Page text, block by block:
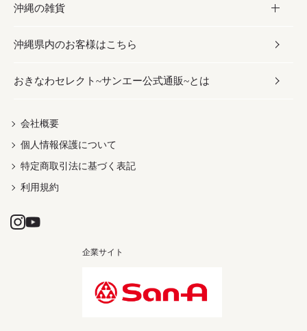
乾物／粉類
しょうゆ
みそ
だし／スパイス／島唐辛子
伝統菓子
スナック
おつまみ
紅芋
ビール・チューハイ
ワイン・ウィスキー・カクテル
ドリンク
茶葉
スキンケア
ボディケア
ヘアケア
UVケア
かりゆしウェア
メンズ
レディース
沖縄の雑貨
雑貨
沖縄ファッション
伝統工芸品
沖縄県内のお客様はこちら
おきなわセレクト~サンエー公式通販~とは
会社概要
個人情報保護について
特定商取引法に基づく表記
利用規約
企業サイト